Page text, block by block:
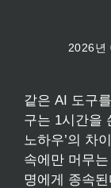
2026년
같은 AI 도구
구는 1시간을
노하우’의 차
속에만 머무
명에게 종속